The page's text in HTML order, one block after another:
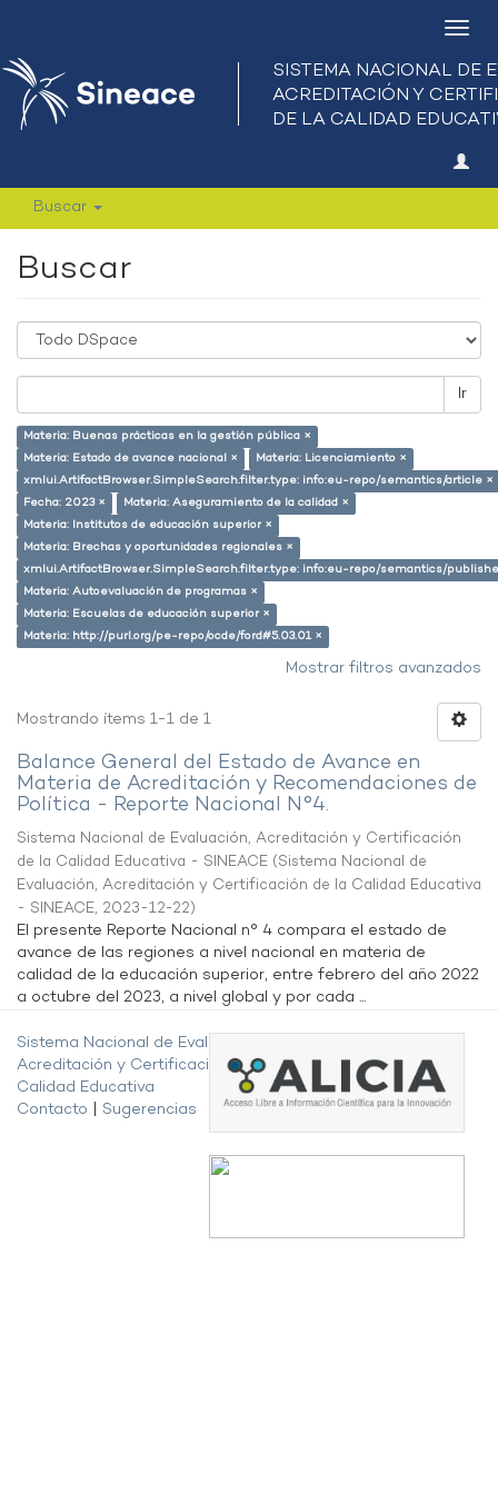
Buscar
Buscar
Ir
Materia: Buenas prácticas en la gestión pública ×
Materia: Estado de avance nacional ×
Materia: Licenciamiento ×
xmlui.ArtifactBrowser.SimpleSearch.filter.type: info:eu-repo/semantics/article ×
Fecha: 2023 ×
Materia: Aseguramiento de la calidad ×
Materia: Institutos de educación superior ×
Materia: Brechas y oportunidades regionales ×
xmlui.ArtifactBrowser.SimpleSearch.filter.type: info:eu-repo/semantics/
Materia: Autoevaluación de programas ×
Materia: Escuelas de educación superior ×
Materia: http://purl.org/pe-repo/ocde/ford#5.03.01 ×
Mostrar filtros avanzados
Mostrando ítems 1-1 de 1
Balance General del Estado de Avance en
Materia de Acreditación y Recomendaciones de
Política - Reporte Nacional N°4.
Sistema Nacional de Evaluación, Acreditación y Certificación
de la Calidad Educativa - SINEACE (Sistema Nacional de
Evaluación, Acreditación y Certificación de la Calidad Educativa
- SINEACE, 2023-12-22)
El presente Reporte Nacional n° 4 compara el estado de
avance de las regiones a nivel nacional en materia de
calidad de la educación superior, entre febrero del año 2022
a octubre del 2023, a nivel global y por cada ...
Sistema Nacional de Evaluación,
Acreditación y Certificación de la
Calidad Educativa
Contacto
Sugerencias